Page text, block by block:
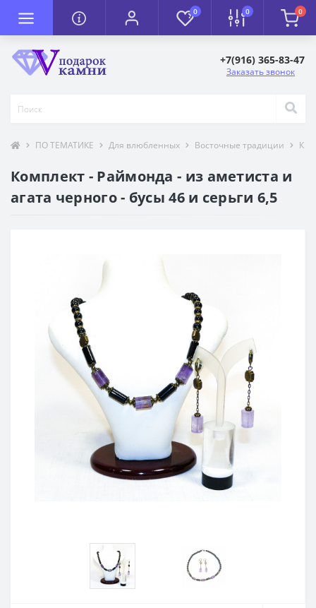
0 0 0
+7(916) 365-83-47
Заказать звонок
ПО ТЕМАТИКЕ Для влюбленных Восточные традиции К
Комплект - Раймонда - из аметиста и
агата черного - бусы 46 и серьги 6,5